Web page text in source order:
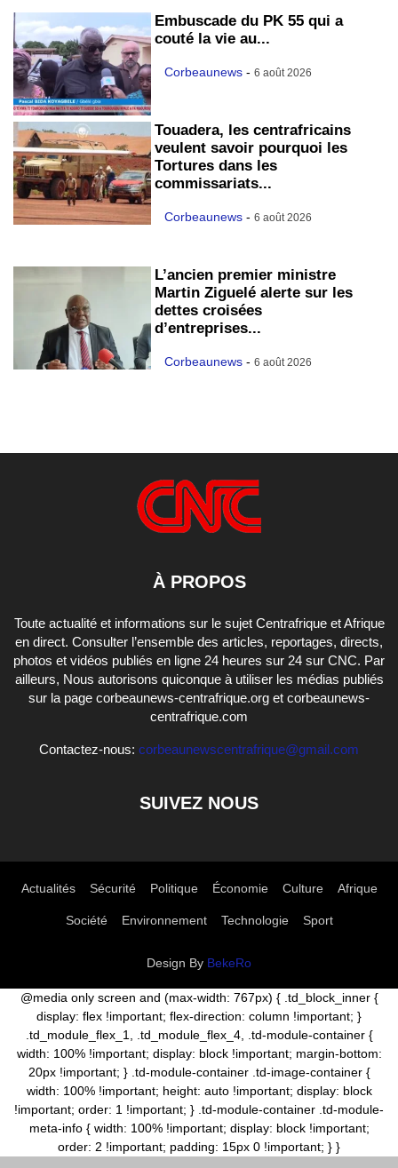
Embuscade du PK 55 qui a
couté la vie au...
Corbeaunews - 6 août 2026
Touadera, les centrafricains
veulent savoir pourquoi les
Tortures dans les
commissariats...
Corbeaunews - 6 août 2026
L’ancien premier ministre
Martin Ziguelé alerte sur les
dettes croisées
d’entreprises...
Corbeaunews - 6 août 2026
À PROPOS
Toute actualité et informations sur le sujet Centrafrique et Afrique
en direct. Consulter l’ensemble des articles, reportages, directs,
photos et vidéos publiés en ligne 24 heures sur 24 sur CNC. Par
ailleurs, Nous autorisons quiconque à utiliser les médias publiés
sur la page corbeaunews-centrafrique.org et corbeaunews-
centrafrique.com
Contactez-nous: corbeaunewscentrafrique@gmail.com
SUIVEZ NOUS
Actualités Sécurité Politique Économie Culture Afrique
Société Environnement Technologie Sport
Design By BekeRo
@media only screen and (max-width: 767px) { .td_block_inner {
display: flex !important; flex-direction: column !important; }
.td_module_flex_1, .td_module_flex_4, .td-module-container {
width: 100% !important; display: block !important; margin-bottom:
20px !important; } .td-module-container .td-image-container {
width: 100% !important; height: auto !important; display: block
!important; order: 1 !important; } .td-module-container .td-module-
meta-info { width: 100% !important; display: block !important;
order: 2 !important; padding: 15px 0 !important; } }